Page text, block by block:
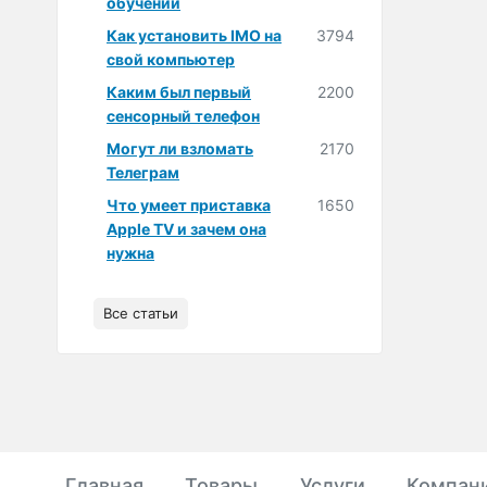
Как установить IMO на
свой компьютер
3794
Каким был первый
сенсорный телефон
2200
Могут ли взломать
Телеграм
2170
Что умеет приставка
Apple TV и зачем она
нужна
1650
Все статьи